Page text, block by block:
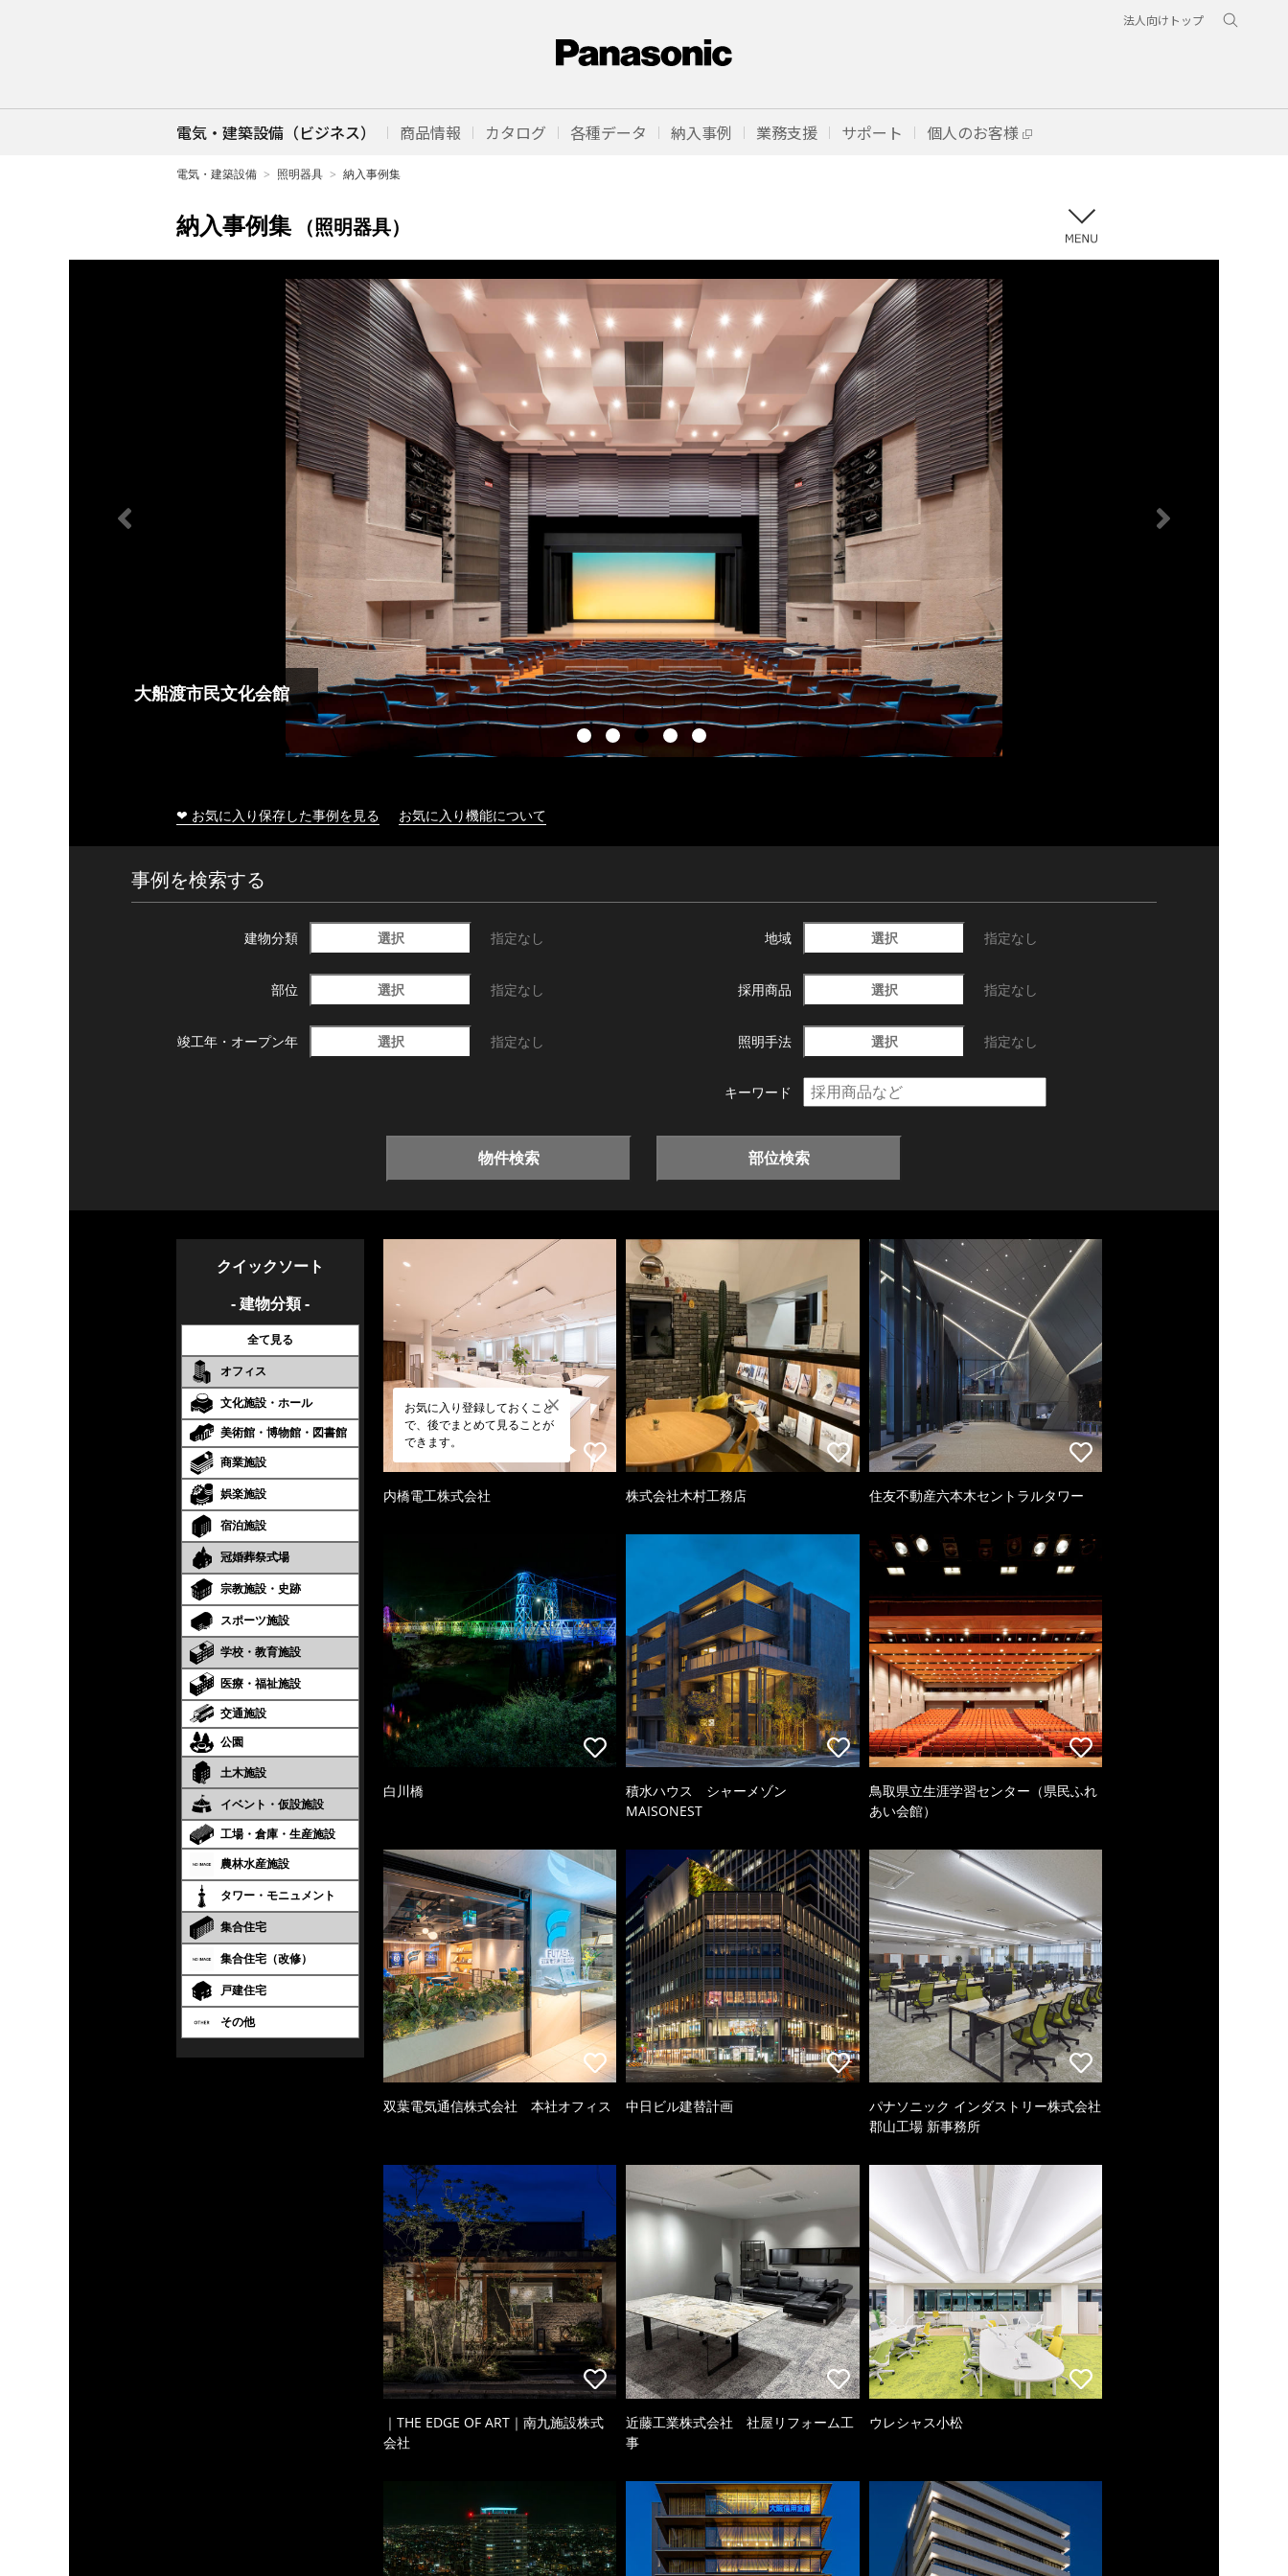
法人向けトップ
電気・建築設備（ビジネス） 商品情報 カタログ 各種データ 納入事例 業務支援 サポート 個人のお客様
電気・建築設備 照明器具 納入事例集
納入事例集 （照明器具）
大船渡市民文化会館
❤ お気に入り保存した事例を見る お気に入り機能について
事例を検索する
建物分類 選択 指定なし 地域 選択 指定なし
部位 選択 指定なし 採用商品 選択 指定なし
竣工年・ オープン年 選択 指定なし 照明手法 選択 指定なし
キーワード
物件検索 部位検索
クイックソート
- 建物分類 -
全て見る
オフィス
文化施設・ホール
美術館・博物館・図書館
商業施設
娯楽施設
宿泊施設
冠婚葬祭式場
宗教施設・史跡
スポーツ施設
学校・教育施設
医療・福祉施設
交通施設
公園
土木施設
イベント・仮設施設
工場・倉庫・生産施設
農林水産施設
タワー・モニュメント
集合住宅
集合住宅（改修）
戸建住宅
その他
お気に入り登録しておくこと
で、後でまとめて見ることが
できます。
内橋電工株式会社 株式会社木村工務店 住友不動産六本木セントラルタワー
白川橋
積水ハウス シャーメゾン
MAISONEST
鳥取県立生涯学習センター（県民ふれ
あい会館）
双葉電気通信株式会社 本社オフィス 中日ビル建替計画
パナソニック インダストリー株式会社
郡山工場 新事務所
｜THE EDGE OF ART｜南九施設株式
会社
近藤工業株式会社 社屋リフォーム工
事
ウレシャス小松